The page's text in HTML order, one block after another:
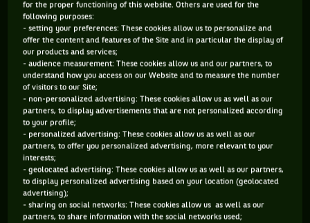
2. Nicola Pietrangeli
Voici donc l’autre grande figure du tennis italien. Moins
connu que Panatta car plus ancien, Nicola Pietrangeli
possède un plus beau palmarès, avec deux Internationaux de
France à son actif, remportés consécutivement en 1959 et
1960. Officieusement classé numéro 3 dans la hiérarchie
for the proper functioning of this website. Others are used for the
following purposes:
- setting your preferences: These cookies allow us to personalize and
offer the content and features of the Site and in particular the display of
our products and services;
- audience measurement: These cookies allow us and our partners, to
understand how you access on our Website and to measure the number
of visitors to our Site;
- non-personalized advertising: These cookies allow us as well as our
partners, to display advertisements that are not personalized according
to your profile;
- personalized advertising: These cookies allow us as well as our
partners, to offer you personalized advertising, more relevant to your
interests;
- geolocated advertising: These cookies allow us as well as our partners,
to display personalized advertising based on your location (geolocated
advertising);
- sharing on social networks: These cookies allow us as well as our
partners, to share information with the social networks used;